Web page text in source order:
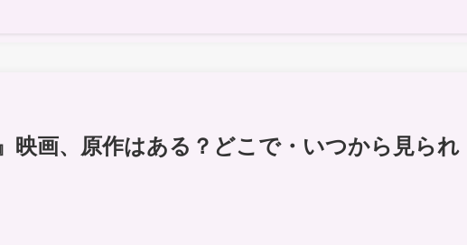
映画、原作はある？どこで・いつから見られ